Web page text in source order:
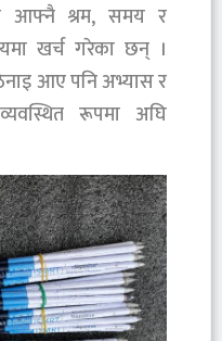
आफ्नै श्रम, समय र
खर्च गरेका छन् ।
आए पनि अभ्यास र
रूपमा अघि